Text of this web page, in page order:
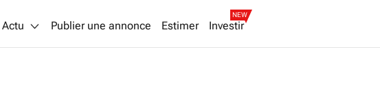
Actu Publier une annonce Estimer Investir
NEW